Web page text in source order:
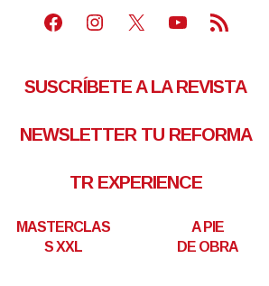
Facebook
Instagram
X Youtube
Feed RSS
SUSCRÍBETE A LA REVISTA
NEWSLETTER TU REFORMA
TR EXPERIENCE
MASTERCLAS
S XXL
A PIE
DE OBRA